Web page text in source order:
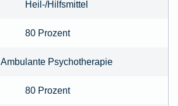
Heil-/Hilfsmittel
80 Prozent
Ambulante Psychotherapie
80 Prozent